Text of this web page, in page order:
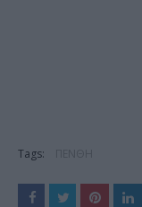
Tags: